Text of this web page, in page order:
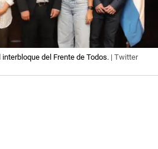
del Frente de Todos. | Twitter